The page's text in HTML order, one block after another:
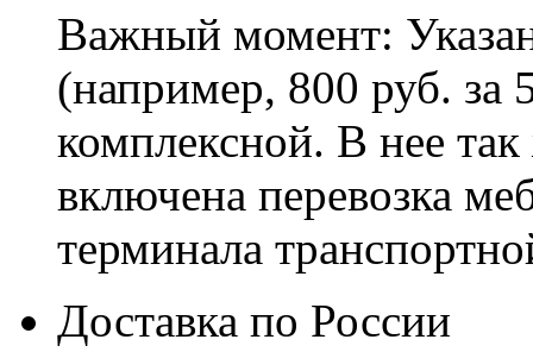
Важный момент:
(например, 800 руб. за
комплексной. В нее
включена перевозка
терминала
Доставка по России